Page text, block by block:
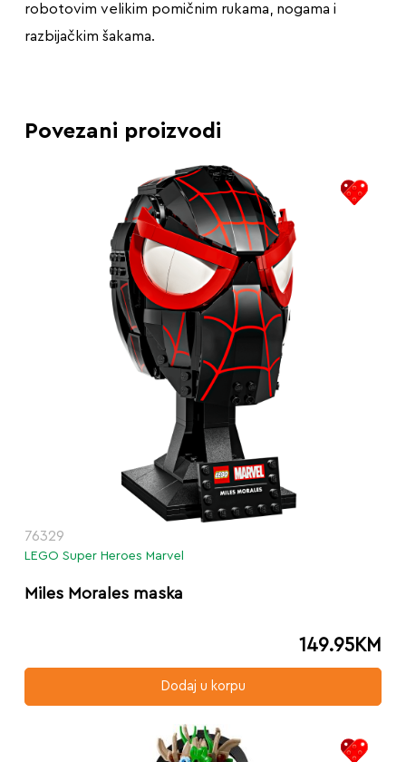
robotovim velikim pomičnim rukama, nogama i
razbijačkim šakama.
Povezani proizvodi
76329
LEGO Super Heroes Marvel
Miles Morales maska
149.95KM
Dodaj u korpu